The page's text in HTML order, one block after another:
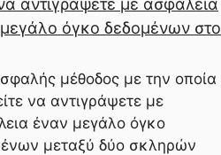
όγκο δεδομένων στο
μέθοδος με την οποία
να αντιγράψετε με
έναν μεγάλο όγκο
μεταξύ δύο σκληρών